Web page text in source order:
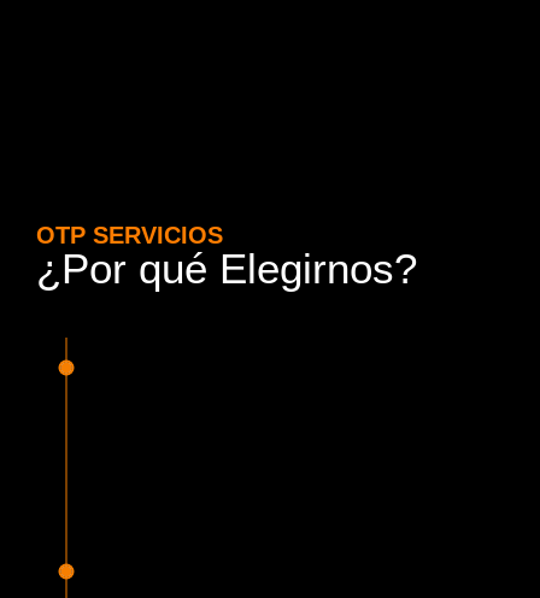
OTP SERVICIOS
¿Por qué Elegirnos?